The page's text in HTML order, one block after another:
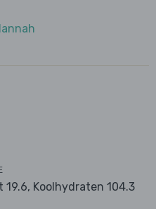
19.6, Koolhydraten 104.3